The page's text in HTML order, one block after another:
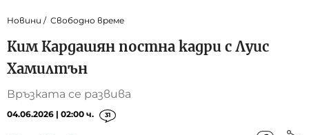
Новини Свободно време
Ким Кардашян постна кадри с Луис
Хамилтън
Връзката се развива
04.06.2026 | 02:00 ч. 31